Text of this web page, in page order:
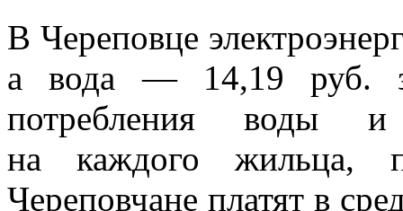
В Череповце
а вода — 14,19 руб.
потребления воды и
на каждого жильца,
Череповчане платят в